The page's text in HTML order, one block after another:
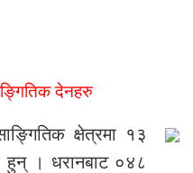
देनहरु
क्षेत्रमा १३
हुन् । धरानबाट ०४८